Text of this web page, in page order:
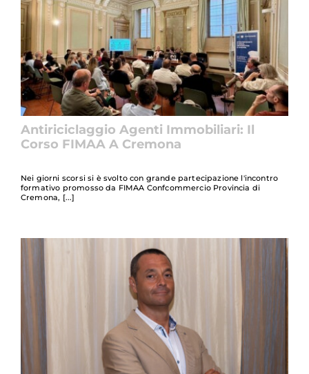
Antiriciclaggio Agenti Immobiliari: Il
Corso FIMAA A Cremona
Nei giorni scorsi si è svolto con grande partecipazione l'incontro
formativo promosso da FIMAA Confcommercio Provincia di
Cremona,